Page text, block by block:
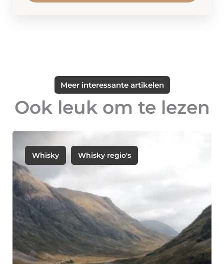
Meer interessante artikelen
Ook leuk om te lezen
Whisky Whisky regio's